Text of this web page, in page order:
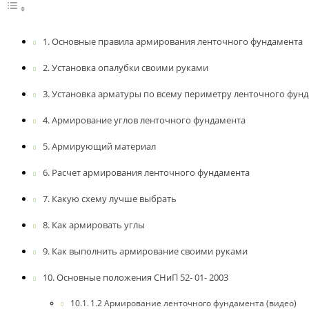
Основные правила армирования ленточного фундамента
Установка опалубки своими руками
Установка арматуры по всему периметру ленточного
Армирование углов ленточного фундамента
Армирующий материал
Расчет армирования ленточного фундамента
Какую схему лучше выбрать
Как армировать углы
Как выполнить армирование своими руками
Основные положения СНиП 52- 01- 2003
1.2 Армирование ленточного фундамента (видео)